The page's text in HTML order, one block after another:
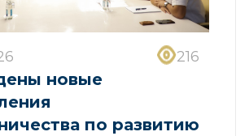
216
новые
по развитию